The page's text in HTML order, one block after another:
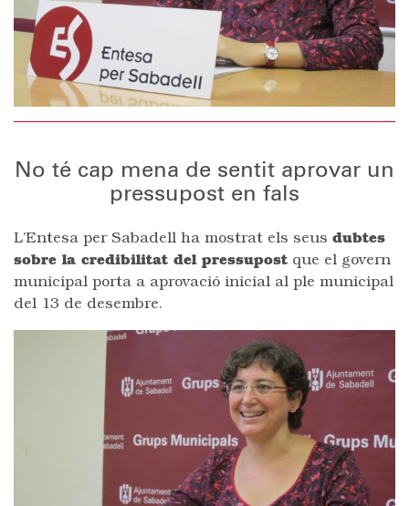
No té cap mena de sentit aprovar un
pressupost en fals
L’Entesa per Sabadell ha mostrat els seus dubtes
sobre la credibilitat del pressupost que el govern
municipal porta a aprovació inicial al ple municipal
del 13 de desembre.